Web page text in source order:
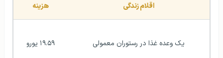
اقلام زندگی هزینه
یک وعده غذا در رستوران معمولی ۱۹.۵۹ یورو